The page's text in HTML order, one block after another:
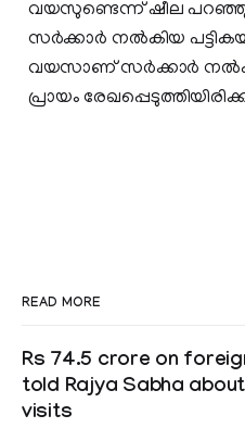
വയസുണ്ടെന്ന് ഷീല
സര്‍ക്കാര്‍ നല്‍കിയ
വയസാണ് സര്‍ക്കാര്‍
പ്രായം
READ MORE
Rs 74.5 crore on
told Rajya Sabha
visits